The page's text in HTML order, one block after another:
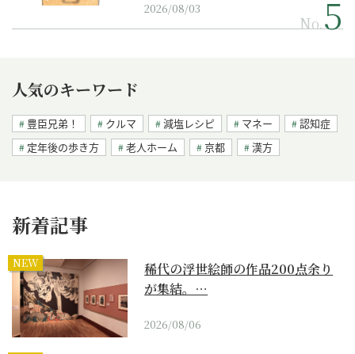
2026/08/03
No.
人気のキーワード
豊臣兄弟！ クルマ 減塩レシピ マネー
認知症
定年後の歩き方
老人ホーム 京都 漢方
新着記事
NEW
稀代の浮世絵師の作品200点余り
が集結。…
2026/08/06